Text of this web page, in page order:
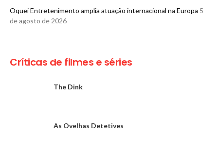
Oquei Entretenimento amplia atuação internacional na Europa 5
de agosto de 2026
Críticas de filmes e séries
The Dink
As Ovelhas Detetives